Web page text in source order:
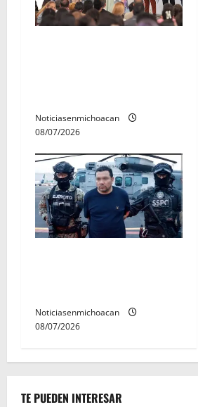
Noticiasenmichoacan
08/07/2026
Noticiasenmichoacan
08/07/2026
TE PUEDEN INTERESAR